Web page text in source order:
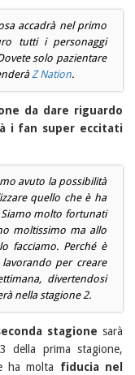
accadrà nel primo
tutti i personaggi
solo pazientare
Z Nation.
da dare riguardo
i fan super eccitati
avuto la possibilità
quello che è ha
molto fortunati
moltissimo ma allo
facciamo. Perché è
per creare
divertendosi
nella stagione 2.
stagione sarà
prima stagione,
ha molta fiducia nel